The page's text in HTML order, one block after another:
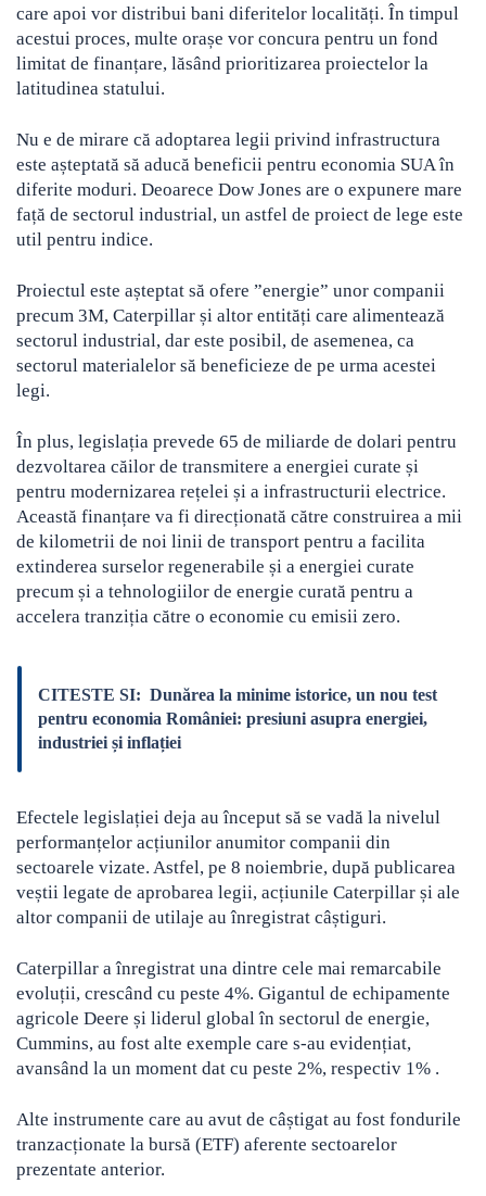
care apoi vor distribui bani diferitelor localități. În timpul
acestui proces, multe orașe vor concura pentru un fond
limitat de finanțare, lăsând prioritizarea proiectelor la
latitudinea statului.
Nu e de mirare că adoptarea legii privind infrastructura
este așteptată să aducă beneficii pentru economia SUA în
diferite moduri. Deoarece Dow Jones are o expunere mare
față de sectorul industrial, un astfel de proiect de lege este
util pentru indice.
Proiectul este așteptat să ofere ”energie” unor companii
precum 3M, Caterpillar și altor entități care alimentează
sectorul industrial, dar este posibil, de asemenea, ca
sectorul materialelor să beneficieze de pe urma acestei
legi.
În plus, legislația prevede 65 de miliarde de dolari pentru
dezvoltarea căilor de transmitere a energiei curate și
pentru modernizarea rețelei și a infrastructurii electrice.
Această finanțare va fi direcționată către construirea a mii
de kilometrii de noi linii de transport pentru a facilita
extinderea surselor regenerabile și a energiei curate
precum și a tehnologiilor de energie curată pentru a
accelera tranziția către o economie cu emisii zero.
CITESTE SI: Dunărea la minime istorice, un nou test
pentru economia României: presiuni asupra energiei,
industriei și inflației
Efectele legislației deja au început să se vadă la nivelul
performanțelor acțiunilor anumitor companii din
sectoarele vizate. Astfel, pe 8 noiembrie, după publicarea
veștii legate de aprobarea legii, acțiunile Caterpillar și ale
altor companii de utilaje au înregistrat câștiguri.
Caterpillar a înregistrat una dintre cele mai remarcabile
evoluții, crescând cu peste 4%. Gigantul de echipamente
agricole Deere și liderul global în sectorul de energie,
Cummins, au fost alte exemple care s-au evidențiat,
avansând la un moment dat cu peste 2%, respectiv 1% .
Alte instrumente care au avut de câștigat au fost fondurile
tranzacționate la bursă (ETF) aferente sectoarelor
prezentate anterior.